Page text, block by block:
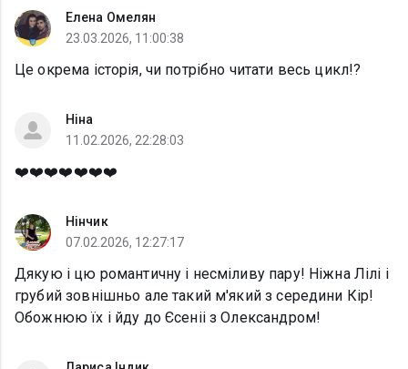
Елена Омелян
23.03.2026, 11:00:38
Це окрема історія, чи потрібно читати весь цикл!?
Ніна
11.02.2026, 22:28:03
❤️❤️❤️❤️❤️❤️❤️
Нінчик
07.02.2026, 12:27:17
Дякую і цю романтичну і несміливу пару! Ніжна Лілі і
грубий зовнішньо але такий м'який з середини Кір!
Обожнюю їх і йду до Єсеніі з Олександром!